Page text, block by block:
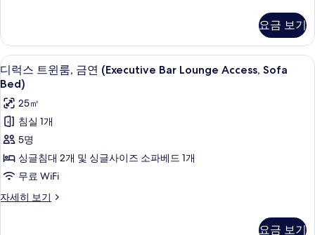
Bar
Lounge
Access)
사
진
모
두
보
기
(Executive
Bar
Lounge
Access)
자
세
히
보
기
Lounge
Access)
사
진
모
두
보
기
윈
룸,
금
연
(Executive
Bar
Lounge
Access)
자
세
보
기
요금 보기
디
럭
스
트
윈
룸,
금
연
(Executive
9
디럭스 트윈룸, 금연 (Executive Bar Lounge Access, Sofa
Bed)
25㎡
침실 1개
5명
싱글침대 2개 및 싱글사이즈 소파베드 1개
무료 WiFi
자세히 보기
디
요금 보기